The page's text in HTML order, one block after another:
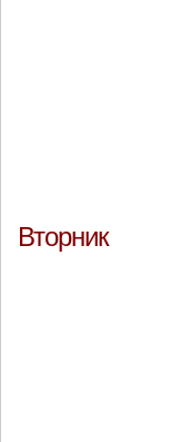
Вторник